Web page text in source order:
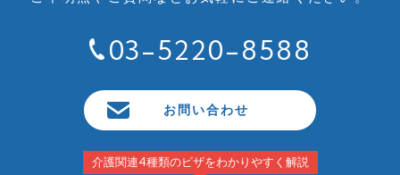
03-5220-8588
お問い合わせ
介護関連4種類のビザをわかりやすく解説